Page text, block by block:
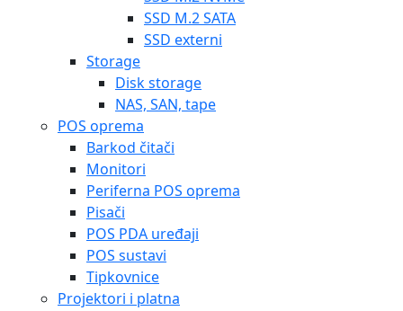
SSD M.2 SATA
SSD externi
Storage
Disk storage
NAS, SAN, tape
POS oprema
Barkod čitači
Monitori
Periferna POS oprema
Pisači
POS PDA uređaji
POS sustavi
Tipkovnice
Projektori i platna